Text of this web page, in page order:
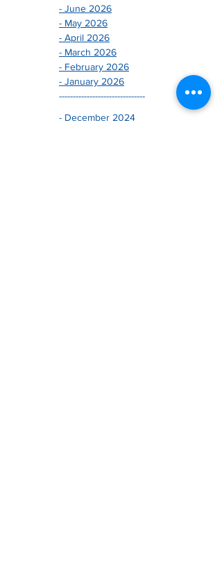
- June 2026
- May 2026
- April 2026
- March 2026
- February 2026
- January 2026
-------------------------------
- December 2024